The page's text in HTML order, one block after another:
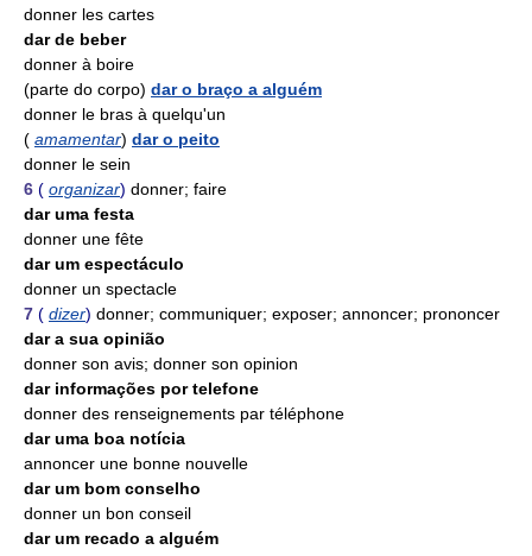
donner les cartes
dar de beber
donner à boire
(parte do corpo) dar o braço a alguém
donner le bras à quelqu'un
( amamentar) dar o peito
donner le sein
6 ( organizar) donner; faire
dar uma festa
donner une fête
dar um espectáculo
donner un spectacle
7 ( dizer) donner; communiquer; exposer; annoncer; prononcer
dar a sua opinião
donner son avis; donner son opinion
dar informações por telefone
donner des renseignements par téléphone
dar uma boa notícia
annoncer une bonne nouvelle
dar um bom conselho
donner un bon conseil
dar um recado a alguém